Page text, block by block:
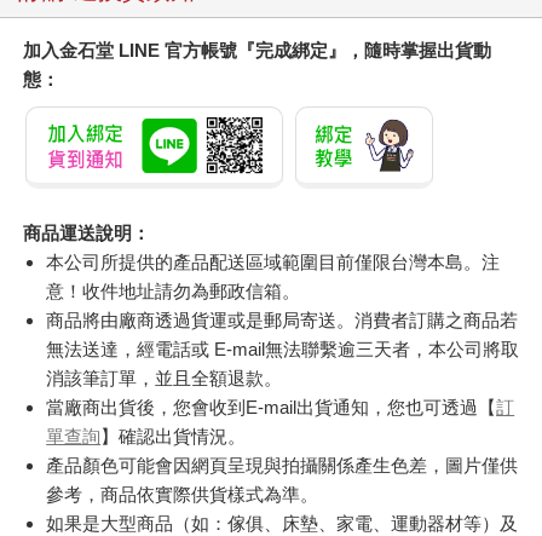
悠遊卡錶帶－黑色
（20mm適用）
特價 490 元
加入購物車
跟我學日語08月2026
第353期
180 特價 171 元 8 折
訂購/退換貨須知
加入金石堂 LINE 官方帳號『完成綁定』，隨時掌握出貨動